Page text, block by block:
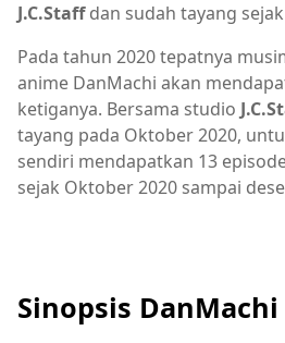
J.C.Staffdan sudah tayang
Pada tahun 2020 tepatnya
anime DanMachi akan
ketiganya. Bersama studio
tayang pada Oktober 2020,
sendiri mendapatkan 13
sejak Oktober 2020 sampai
Sinopsis DanMachi